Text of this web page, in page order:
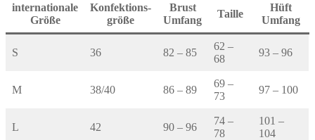
internationale
Größe
Konfektions-
größe
Brust
Umfang
Taille
Hüft
Umfang
S 36 82 – 85
62 –
68
93 – 96
M 38/40 86 – 89
69 –
73
97 – 100
L 42 90 – 96
74 –
78
101 –
104